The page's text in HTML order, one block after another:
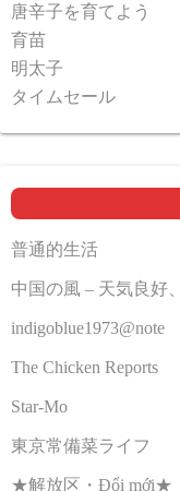
唐辛子を育てよう
育苗
明太子
タイムセール
普通的生活
中国の風 – 天気良好
indigoblue1973@note
The Chicken Reports
Star-Mo
東京常備菜ライフ
★解放区・Đổi mới★